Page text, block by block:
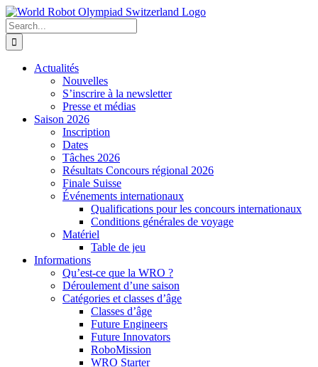
Skip
to
content
Search
for:
Actualités
Nouvelles
S’inscrire à la newsletter
Presse et médias
Saison 2026
Inscription
Dates
Tâches 2026
Résultats Concours régional 2026
Finale Suisse
Événements internationaux
Qualifications pour les concours internationaux
Conditions générales de voyage
Matériel
Table de jeu
Informations
Qu’est-ce que la WRO ?
Déroulement d’une saison
Catégories et classes d’âge
Classes d’âge
Future Engineers
Future Innovators
RoboMission
WRO Starter